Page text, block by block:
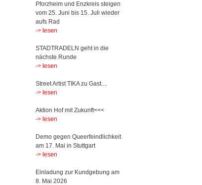
Pforzheim und Enzkreis steigen
vom 25. Juni bis 15. Juli wieder
aufs Rad
-> lesen
STADTRADELN geht in die
nächste Runde
-> lesen
Street Artist TIKA zu Gast....
-> lesen
Aktion Hof mit Zukunft<<<
-> lesen
Demo gegen Queerfeindlichkeit
am 17. Mai in Stuttgart
-> lesen
Einladung zur Kundgebung am
8. Mai 2026